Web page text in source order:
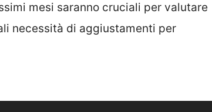
mesi saranno cruciali per valutare
necessità di aggiustamenti per